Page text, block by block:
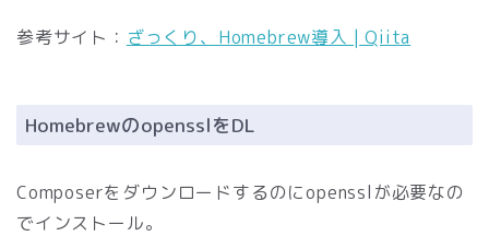
参考サイト： ざっくり、Homebrew導入 | Qiita
HomebrewのopensslをDL
Composerをダウンロードするのにopensslが必要なの
でインストール。